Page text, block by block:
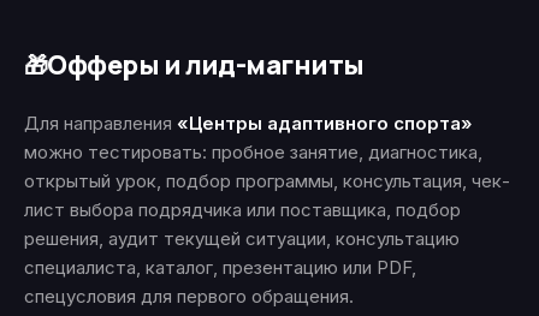
🎁Офферы и лид-магниты
Для направления «Центры адаптивного спорта»
можно тестировать: пробное занятие, диагностика,
открытый урок, подбор программы, консультация, чек-
лист выбора подрядчика или поставщика, подбор
решения, аудит текущей ситуации, консультацию
специалиста, каталог, презентацию или PDF,
спецусловия для первого обращения.